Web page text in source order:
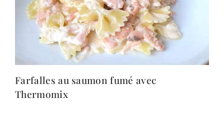
Farfalles au saumon fumé avec
Thermomix